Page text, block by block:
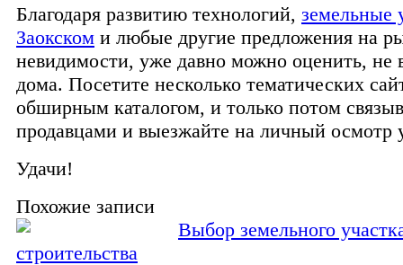
Благодаря развитию технологий, земельные
Заокском и любые другие предложения на
невидимости, уже давно можно оценить, не
дома. Посетите несколько тематических
обширным каталогом, и только потом
продавцами и выезжайте на личный осмотр
Удачи!
Похожие записи
Выбор земельного
строительства